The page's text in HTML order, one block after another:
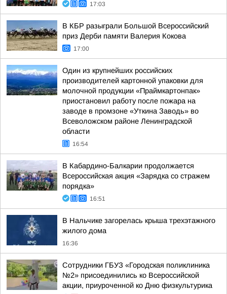
17:03
В КБР разыграли Большой Всероссийский
приз Дерби памяти Валерия Кокова
17:00
Один из крупнейших российских
производителей картонной упаковки для
молочной продукции «Праймкартонпак»
приостановил работу после пожара на
заводе в промзоне «Уткина Заводь» во
Всеволожском районе Ленинградской
области
16:54
В Кабардино-Балкарии продолжается
Всероссийская акция «Зарядка со стражем
порядка»
16:51
В Нальчике загорелась крыша трехэтажного
жилого дома
16:36
Сотрудники ГБУЗ «Городская поликлиника
№2» присоединились ко Всероссийской
акции, приуроченной ко Дню физкультурика